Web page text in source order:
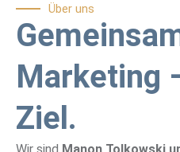
Über uns
Marketing
Ziel.
Wir sind Manon Tolkowski